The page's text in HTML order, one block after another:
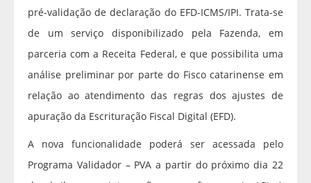
pré-validação de declaração do EFD-ICMS/IPI. Trata-se
de um serviço disponibilizado pela Fazenda, em
parceria com a Receita Federal, e que possibilita uma
análise preliminar por parte do Fisco catarinense em
relação ao atendimento das regras dos ajustes de
apuração da Escrituração Fiscal Digital (EFD).
A nova funcionalidade poderá ser acessada pelo
Programa Validador – PVA a partir do próximo dia 22